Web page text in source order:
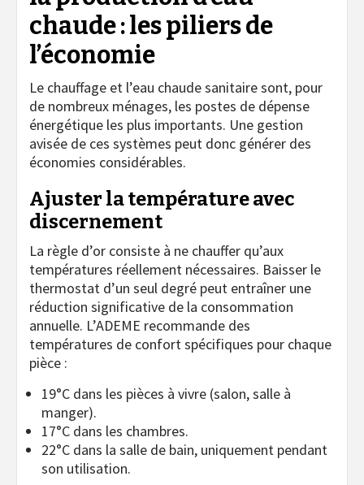
chaude : les piliers de
l’économie
Le chauffage et l’eau chaude sanitaire sont, pour
de nombreux ménages, les postes de dépense
énergétique les plus importants. Une gestion
avisée de ces systèmes peut donc générer des
économies considérables.
Ajuster la température avec
discernement
La règle d’or consiste à ne chauffer qu’aux
températures réellement nécessaires. Baisser le
thermostat d’un seul degré peut entraîner une
réduction significative de la consommation
annuelle. L’ADEME recommande des
températures de confort spécifiques pour chaque
pièce :
19°C dans les pièces à vivre (salon, salle à
manger).
17°C dans les chambres.
22°C dans la salle de bain, uniquement pendant
son utilisation.